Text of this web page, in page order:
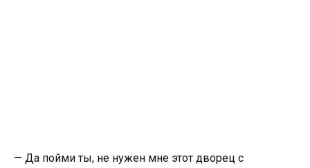
— Да пойми ты, не нужен мне этот дворец с